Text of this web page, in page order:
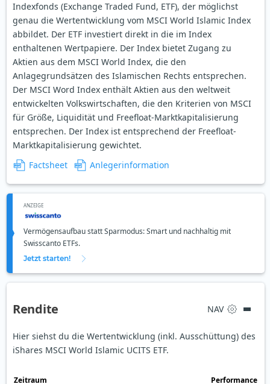
Indexfonds (Exchange Traded Fund, ETF), der möglichst
genau die Wertentwicklung vom MSCI World Islamic Index
abbildet. Der ETF investiert direkt in die im Index
enthaltenen Wertpapiere. Der Index bietet Zugang zu
Aktien aus dem MSCI World Index, die den
Anlagegrundsätzen des Islamischen Rechts entsprechen.
Der MSCI Word Index enthält Aktien aus den weltweit
entwickelten Volkswirtschaften, die den Kriterien von MSCI
für Größe, Liquidität und Freefloat-Marktkapitalisierung
entsprechen. Der Index ist entsprechend der Freefloat-
Marktkapitalisierung gewichtet.
Factsheet
Anlegerinformation
ANZEIGE
Vermögensaufbau statt Sparmodus: Smart und nachhaltig mit
Swisscanto ETFs.
Jetzt starten!
Rendite NAV
Hier siehst du die Wertentwicklung (inkl. Ausschüttung) des
iShares MSCI World Islamic UCITS ETF.
Zeit­raum Perfor­mance